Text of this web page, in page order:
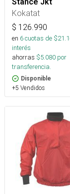
Kokatat
$ 126.990
en 6cuotas de $
interés
ahorras $5.080 por
transferencia.
Disponible
+5 Vendidos